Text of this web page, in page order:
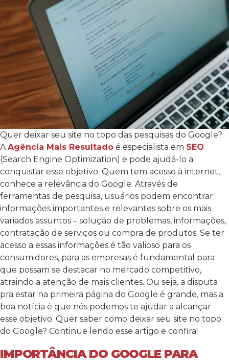
Quer deixar seu site no topo das pesquisas do Google?
AAgência Mais Resultado é especialista em SEO
(Search Engine Optimization) e pode ajudá-lo a
conquistar esse objetivo. Quem tem acesso à internet,
conhece a relevância do Google. Através de
ferramentas de pesquisa, usuários podem encontrar
informações importantes e relevantes sobre os mais
variados assuntos – solução de problemas, informações,
contratação de serviços ou compra de produtos. Se ter
acesso a essas informações é tão valioso para os
consumidores, para as empresas é fundamental para
que possam se destacar no mercado competitivo,
atraindo a atenção de mais clientes. Ou seja, a disputa
pra estar na primeira página do Google é grande, mas a
boa notícia é que nós podemos te ajudar a alcançar
esse objetivo. Quer saber como deixar seu site no topo
do Google? Continue lendo esse artigo e confira!
IMPORTÂNCIA DO GOOGLE PARA